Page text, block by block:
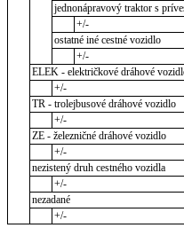
jednonápravový traktor s
+/-
ostatné iné cestné vozidlo
+/-
ELEK - električkové dráhové
+/-
TR - trolejbusové dráhové vozidlo
+/-
ZE - železničné dráhové vozidlo
+/-
nezistený druh cestného vozidla
+/-
nezadané
+/-